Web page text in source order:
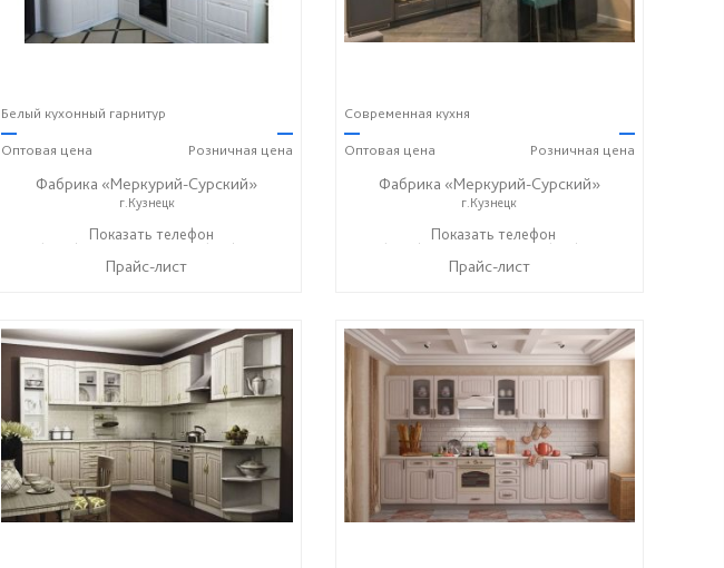
Белый кухонный гарнитур
—
Оптовая цена
—
Розничная цена
Фабрика «Меркурий-Сурский»
г.Кузнецк
+7 (8415) 73-05-06 ☎+7 (937) 400-89-79
Показать телефон
Прайс-лист
Современная кухня
—
Оптовая цена
—
Розничная цена
Фабрика «Меркурий-Сурский»
г.Кузнецк
+7 (8415) 73-05-06 ☎+7 (937) 400-89-79
Показать телефон
Прайс-лист